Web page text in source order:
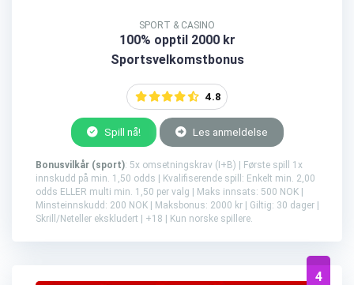
SPORT & CASINO
100% opptil 2000 kr
Sportsvelkomstbonus
4.8
Spill nå! Les anmeldelse
Bonusvilkår (sport): 5x omsetningskrav (I+B) | Første spill 1x
innskudd på min. 1,50 odds | Kvalifiserende spill: Enkelt min. 2,00
odds ELLER multi min. 1,50 per valg | Maks innsats: 500 NOK |
Minsteinnskudd: 200 NOK | Maksbonus: 2000 kr | Giltig: 30 dager |
Skrill/Neteller ekskludert | +18 | Kun norske spillere.
4